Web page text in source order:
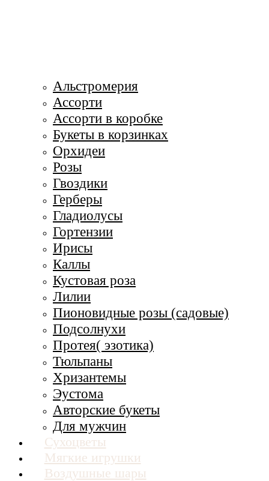
Альстромерия
Ассорти
Ассорти в коробке
Букеты в корзинках
Орхидеи
Розы
Гвоздики
Герберы
Гладиолусы
Гортензии
Ирисы
Каллы
Кустовая роза
Лилии
Пионовидные розы (садовые)
Подсолнухи
Протея( эзотика)
Тюльпаны
Хризантемы
Эустома
Авторские букеты
Для мужчин
Сухоцветы
Мягкие игрушки
Воздушные шары